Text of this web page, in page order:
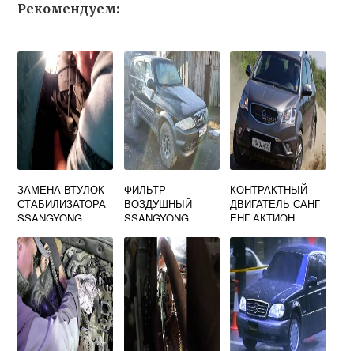
Рекомендуем:
ЗАМЕНА ВТУЛОК
СТАБИЛИЗАТОРА
SSANGYONG
ФИЛЬТР
ВОЗДУШНЫЙ
SSANGYONG
КОНТРАКТНЫЙ
ДВИГАТЕЛЬ САНГ
ЕНГ АКТИОН